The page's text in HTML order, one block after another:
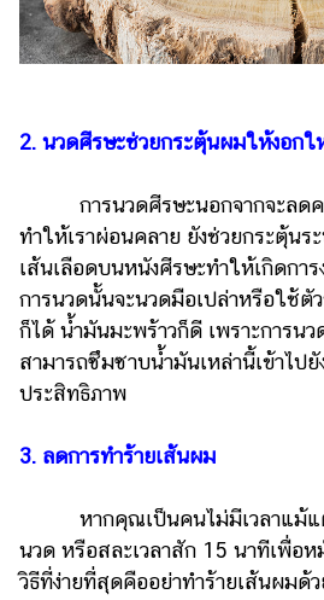
เรียน
เลข
ออนไลน์
โฆษณา
ปัญหา
ร่วม
กับ
เรา
2. นวดศีรษะช่วยกระตุ้นผมให้งอกใ
การนวดศีรษะนอกจากจะลดคว
ทำให้เราผ่อนคลาย ยังช่วยกระตุ้นร
เส้นเลือดบนหนังศีรษะทำให้เกิดกา
การนวดนั้นจะนวดมือเปล่าหรือใช้ตั
ก็ได้ น้ำมันมะพร้าวก็ดี เพราะการน
สามารถซึมซาบน้ำมันเหล่านี้เข้าไป
ประสิทธิภาพ
3. ลดการทำร้ายเส้นผม
หากคุณเป็นคนไม่มีเวลาแม้
นวด หรือสละเวลาสัก 15 นาทีเพื่อ
วิธีที่ง่ายที่สุดคืออย่าทำร้ายเส้นผมด้